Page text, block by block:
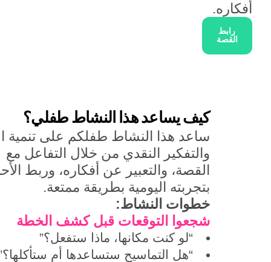
أفكاره.
رابط
القصة
كيف يساعد هذا النشاط طفلي؟
ساعد هذا النشاط طفلكم على تنمية
والتفكير النقدي من خلال التفاعل مع
القصة، والتعبير عن أفكاره، وربط
بتجربته اليومية بطريقة ممتعة.
خطوات النشاط:
شجعوا التوقعات قبل كشف الخطة
“لو كنت مكانها، ماذا ستفعل؟”
“هل التماسيح ستساعدها أم